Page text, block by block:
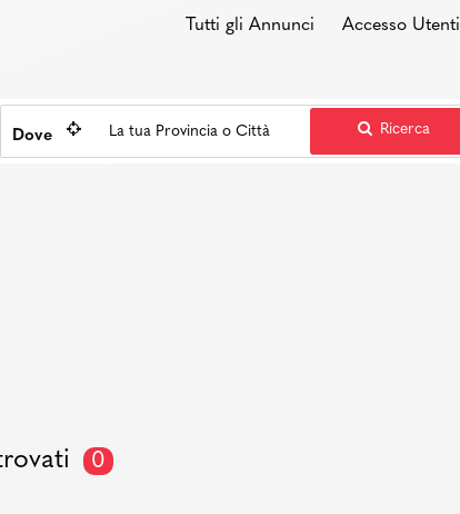
Tutti gli Annunci Accesso Utenti
Dove Ricerca
0